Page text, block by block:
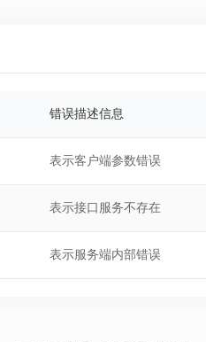
错误描述信息
表示客户端参数错误
表示接口服务不存在
表示服务端内部错误